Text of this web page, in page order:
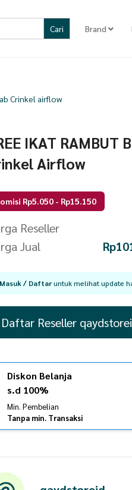
Brand
Crinkel airflow
IKAT RAMBUT
Airflow
Rp5.050 - Rp15.150
Reseller
Jual
Rp
Masuk / Daftaruntuk melihat update
Daftar Reseller
Diskon Belanja
s.d 100%
Min. Pembelian
Tanpa min. Transaksi